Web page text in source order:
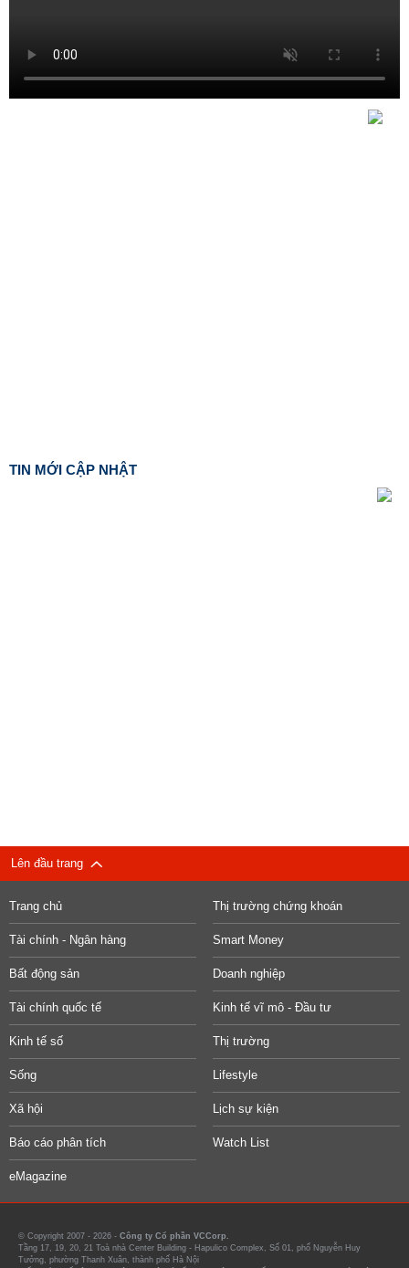
TIN MỚI CẬP NHẬT
Lên đầu trang
Trang chủ Thị trường chứng khoán
Tài chính - Ngân hàng Smart Money
Bất động sản Doanh nghiệp
Tài chính quốc tế Kinh tế vĩ mô - Đầu tư
Kinh tế số Thị trường
Sống Lifestyle
Xã hội Lịch sự kiện
Báo cáo phân tích Watch List
eMagazine
© Copyright 2007 - 2026 - Công ty Cổ phần VCCorp.
Tầng 17, 19, 20, 21 Toà nhà Center Building - Hapulico Complex, Số 01, phố Nguyễn Huy
Tưởng, phường Thanh Xuân, thành phố Hà Nội